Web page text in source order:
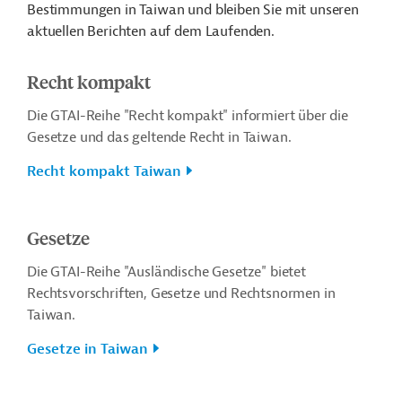
Bestimmungen in Taiwan und bleiben Sie mit unseren
aktuellen Berichten auf dem Laufenden.
Recht kompakt
Die GTAI-Reihe "Recht kompakt" informiert über die
Gesetze und das geltende Recht in Taiwan.
Recht kompakt Taiwan
Gesetze
Die GTAI-Reihe "Ausländische Gesetze" bietet
Rechtsvorschriften, Gesetze und Rechtsnormen in
Taiwan.
Gesetze in Taiwan